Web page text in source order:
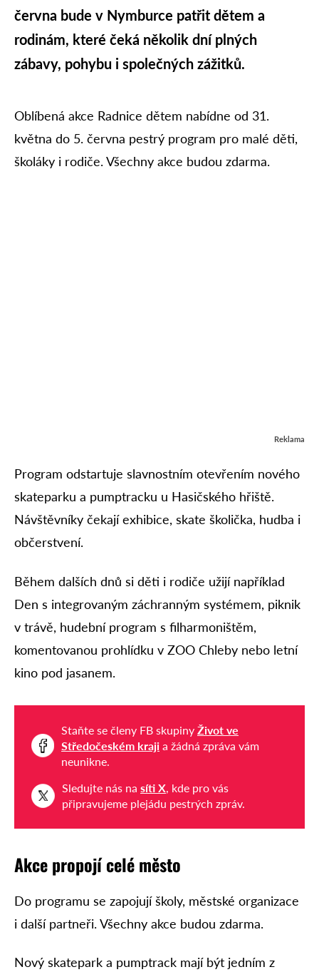
června bude v Nymburce patřit dětem a
rodinám, které čeká několik dní plných
zábavy, pohybu i společných zážitků.
Oblíbená akce Radnice dětem nabídne od 31.
května do 5. června pestrý program pro malé děti,
školáky i rodiče. Všechny akce budou zdarma.
Reklama
Program odstartuje slavnostním otevřením nového
skateparku a pumptracku u Hasičského hřiště.
Návštěvníky čekají exhibice, skate školička, hudba i
občerstvení.
Během dalších dnů si děti i rodiče užijí například
Den s integrovaným záchranným systémem, piknik
v trávě, hudební program s filharmoništěm,
komentovanou prohlídku v ZOO Chleby nebo letní
kino pod jasanem.
Staňte se členy FB skupiny Život ve
Středočeském kraji a žádná zpráva vám
neunikne.
Sledujte nás na síti X, kde pro vás
připravujeme plejádu pestrých zpráv.
Akce propojí celé město
Do programu se zapojují školy, městské organizace
i další partneři. Všechny akce budou zdarma.
Nový skatepark a pumptrack mají být jedním z